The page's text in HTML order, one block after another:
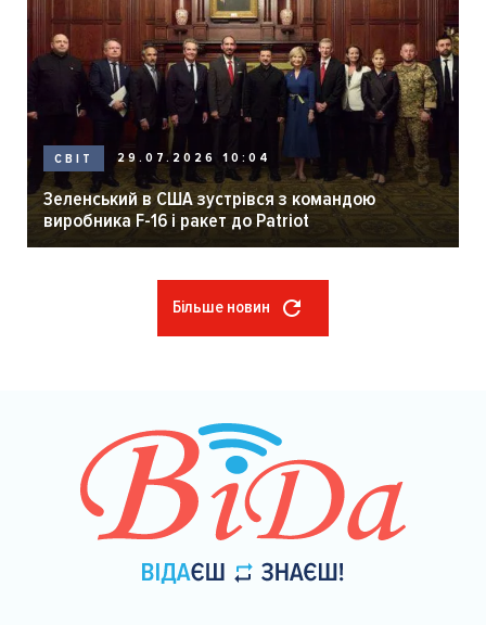
СВІТ 29.07.2026 10:04
Зеленський в США зустрівся з командою
виробника F-16 і ракет до Patriot
Більше новин